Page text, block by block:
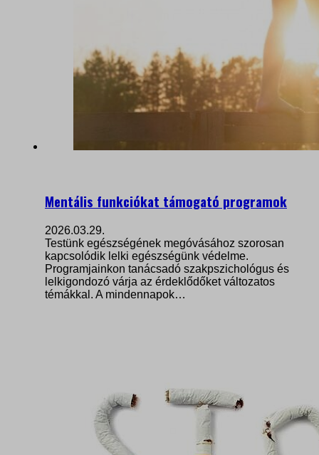
Mentális funkciókat támogató programok
2026.03.29.
Testünk egészségének megóvásához szorosan
kapcsolódik lelki egészségünk védelme.
Programjainkon tanácsadó szakpszichológus és
lelkigondozó várja az érdeklődőket változatos
témákkal. A mindennapok…